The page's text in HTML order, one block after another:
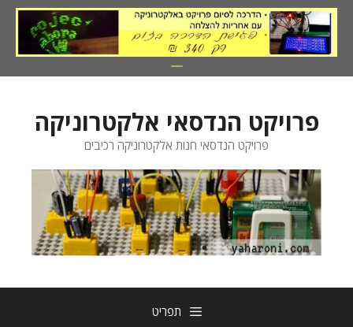
לדלג
לתוכן
פרויקט הנדסאי אלקטרוניקה
פרויקט הנדסאי חנות אלקטרוניקה רכיבים
תפריט